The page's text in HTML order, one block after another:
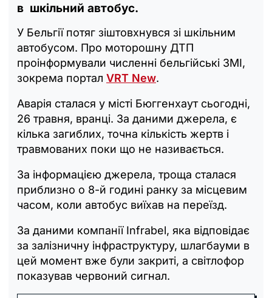
в шкільний автобус.
У Бельгії потяг зіштовхнувся зі шкільним
автобусом. Про моторошну ДТП
проінформували численні бельгійські ЗМІ,
зокрема портал VRT New.
Аварія сталася у місті Бюггенхаут сьогодні,
26 травня, вранці. За даними джерела, є
кілька загиблих, точна кількість жертв і
травмованих поки що не називається.
За інформацією джерела, троща сталася
приблизно о 8-й годині ранку за місцевим
часом, коли автобус виїхав на переїзд.
За даними компанії Infrabel, яка відповідає
за залізничну інфраструктуру, шлагбауми в
цей момент вже були закриті, а світлофор
показував червоний сигнал.